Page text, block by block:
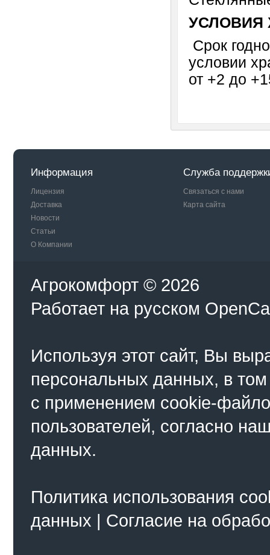
УСЛОВИЯ
Срок
условии
от +2 до
Информация
Лицензия
Доставка
Новости
Статьи
О Компании
Служба
Связаться с нами
Карта сайта
Агрокомфорт © 2026
Работает на русском
Используя этот сайт, Вы
персональных данных, в
с применением cookie-
пользователей, согласно
данных.
Политика использования
данных | Согласие на